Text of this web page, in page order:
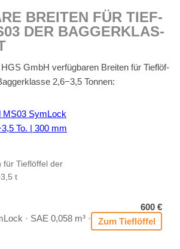
BREI­TEN FÜR TIEF­
DER BAG­GER­KLAS­
GmbH ver­füg­ba­ren Brei­ten für Tief­löf­
2,6−3,5 Ton­nen:
für Tief­löf­fel der
t
· SAE 0,058 m³ ·
600 €
Zum Tief­löf­fel